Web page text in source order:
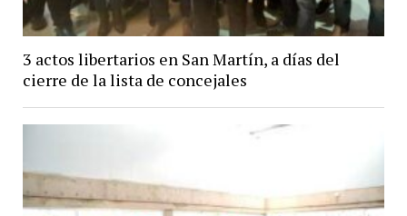
3 actos libertarios en San Martín, a días del
cierre de la lista de concejales